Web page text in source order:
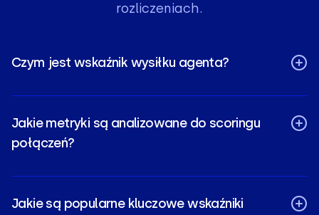
rozliczeniach.
Czym jest wskaźnik wysiłku agenta?
Jakie metryki są analizowane do scoringu
połączeń?
Jakie są popularne kluczowe wskaźniki